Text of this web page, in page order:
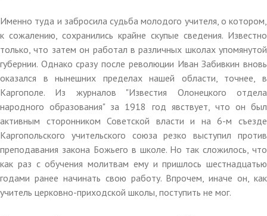
Именно туда и забросила судьба молодого учителя, о котором,
к сожалению, сохранились крайне скупые сведения. Известно
только, что затем он работал в различных школах упомянутой
губернии. Однако сразу после революции Иван Забивкин вновь
оказался в нынешних пределах нашей области, точнее, в
Каргополе. Из журналов "Известия Олонецкого отдела
народного образования" за 1918 год явствует, что он был
активным сторонником Советской власти и на 6-м съезде
Каргопольского учительского союза резко выступил против
преподавания закона Божьего в школе. Но так сложилось, что
как раз с обучения молитвам ему и пришлось шестнадцатью
годами ранее начинать свою работу. Впрочем, иначе он, как
учитель церковно-приходской школы, поступить не мог.